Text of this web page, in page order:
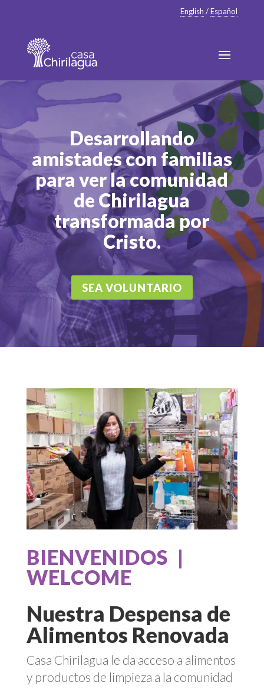
English /Español
Desarrollando
amistades con familias
para ver la comunidad
de Chirilagua
transformada por
Cristo.
SEA VOLUNTARIO
BIENVENIDOS |
WELCOME
Nuestra Despensa de
Alimentos Renovada
Casa Chirilagua le da acceso a alimentos
y productos de limpieza a la comunidad